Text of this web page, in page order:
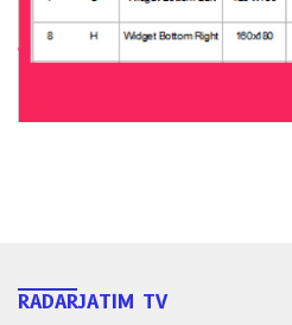
RADARJATIM TV